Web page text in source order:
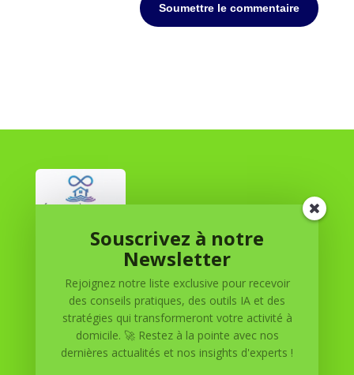
Soumettre le commentaire
Réussite à Domicile
Réussite à Domicile est votre partenaire de confiance
pour atteindre vos objectifs depuis le confort de votre
maison. Nous offrons des solutions personnalisées pour
vous aider à réussir.
Souscrivez à notre
Newsletter
Rejoignez notre liste exclusive pour recevoir
des conseils pratiques, des outils IA et des
stratégies qui transformeront votre activité à
domicile. 🚀 Restez à la pointe avec nos
dernières actualités et nos insights d'experts !